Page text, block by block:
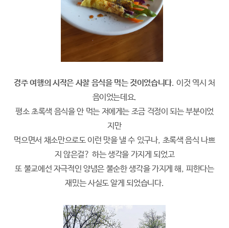
경주 여행의 시작은 사찰 음식을 먹는 것이었습니다. 이것 역시 처
음이었는데요.
평소 초록색 음식을 안 먹는 저에게는 조금 걱정이 되는 부분이었
지만
먹으면서 채소만으로도 이런 맛을 낼 수 있구나, 초록색 음식 나쁘
지 않은걸?하는 생각을 가지게 되었고
또 불교에선 자극적인 양념은 불순한 생각을 가지게 해,피한다는
재밌는 사실도 알게 되었습니다.